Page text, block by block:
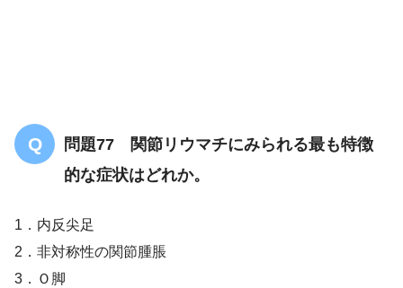
問題77 関節リウマチにみられる最も特徴
的な症状はどれか。
1．内反尖足
2．非対称性の関節腫脹
3．Ｏ脚